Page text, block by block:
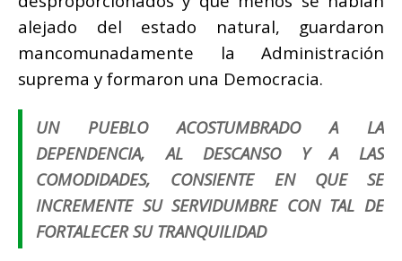
alejado del estado natural, guardaron
mancomunadamente la Administración
suprema y formaron una Democracia.
UN PUEBLO ACOSTUMBRADO A LA
DEPENDENCIA, AL DESCANSO Y A LAS
COMODIDADES, CONSIENTE EN QUE SE
INCREMENTE SU SERVIDUMBRE CON TAL DE
FORTALECER SU TRANQUILIDAD